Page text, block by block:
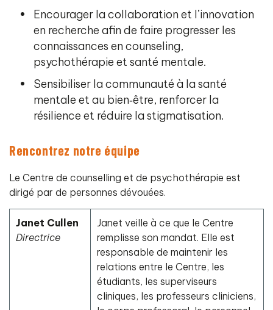
Encourager la collaboration et l’innovation
en recherche afin de faire progresser les
connaissances en counseling,
psychothérapie et santé mentale.
Sensibiliser la communauté à la santé
mentale et au bien‑être, renforcer la
résilience et réduire la stigmatisation.
Rencontrez notre équipe
Le Centre de counselling et de psychothérapie est
dirigé par de personnes dévouées.
Janet Cullen
Directrice
Janet veille à ce que le Centre
remplisse son mandat. Elle est
responsable de maintenir les
relations entre le Centre, les
étudiants, les superviseurs
cliniques, les professeurs cliniciens,